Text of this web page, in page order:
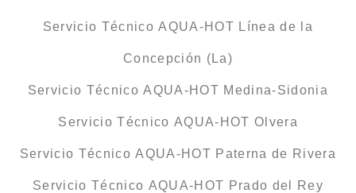
Servicio Técnico AQUA-HOT Línea de la
Concepción (La)
Servicio Técnico AQUA-HOT Medina-Sidonia
Servicio Técnico AQUA-HOT Olvera
Servicio Técnico AQUA-HOT Paterna de Rivera
Servicio Técnico AQUA-HOT Prado del Rey